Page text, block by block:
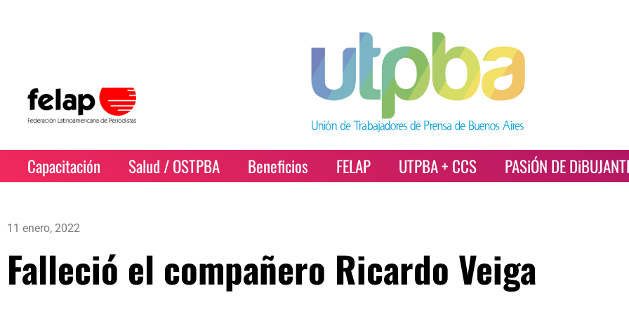
Capacitación Salud / OSTPBA Beneficios FELAP UTPBA + CCS PASiÓN DE
11 enero, 2022
Falleció el compañero Ricardo Veiga